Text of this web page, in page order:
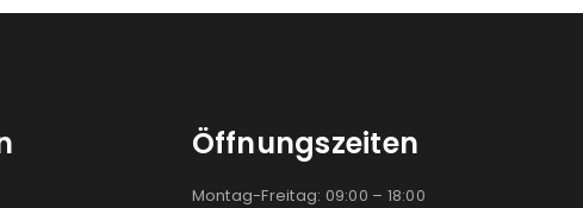
Öffnungszeiten
Montag-Freitag: 09:00 – 18:00